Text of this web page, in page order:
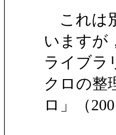
これは
いますが
ライブラ
クロの整
ロ」（